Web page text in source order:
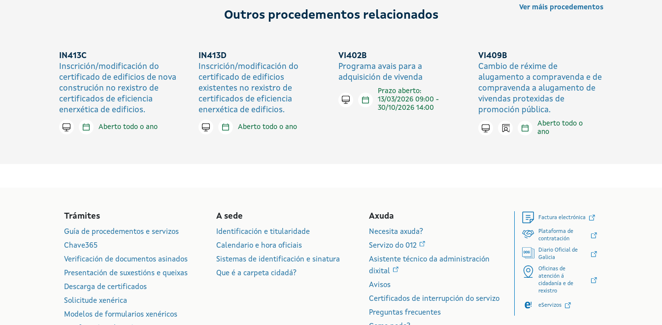
Outros procedementos relacionados
Ver máis procedementos
IN413C
Inscrición/modificación do
certificado de edificios de nova
construción no rexistro de
certificados de eficiencia
enerxética de edificios.
Tramitar en liñaAberto todo o ano
IN413D
Inscrición/modificación do
certificado de edificios
existentes no rexistro de
certificados de eficiencia
enerxética de edificios.
Tramitar en liñaAberto todo o ano
VI402B
Programa avais para a
adquisición de vivenda
Tramitar en liña
Prazo aberto:
13/03/2026 09:00 -
30/10/2026 14:00
VI409B
Cambio de réxime de
alugamento a compravenda e de
compravenda a alugamento de
vivendas protexidas de
promoción pública.
Tramitar en liña
Icono presencial
Aberto todo o
ano
Trámites
Guía de procedementos e servizos
Chave365
Verificación de documentos asinados
Presentación de suxestións e queixas
Descarga de certificados
Solicitude xenérica
Modelos de formularios xenéricos
A sede
Identificación e titularidade
Calendario e hora oficiais
Sistemas de identificación e sinatura
Que é a carpeta cidadá?
Axuda
Necesita axuda?
Servizo do 012
Asistente técnico da administración
dixital
Avisos
Certificados de interrupción do servizo
Preguntas frecuentes
Factura electrónica
Plataforma de
contratación
Diario Oficial de
Galicia
Oficinas de
atención á
cidadanía e de
rexistro
eServizos